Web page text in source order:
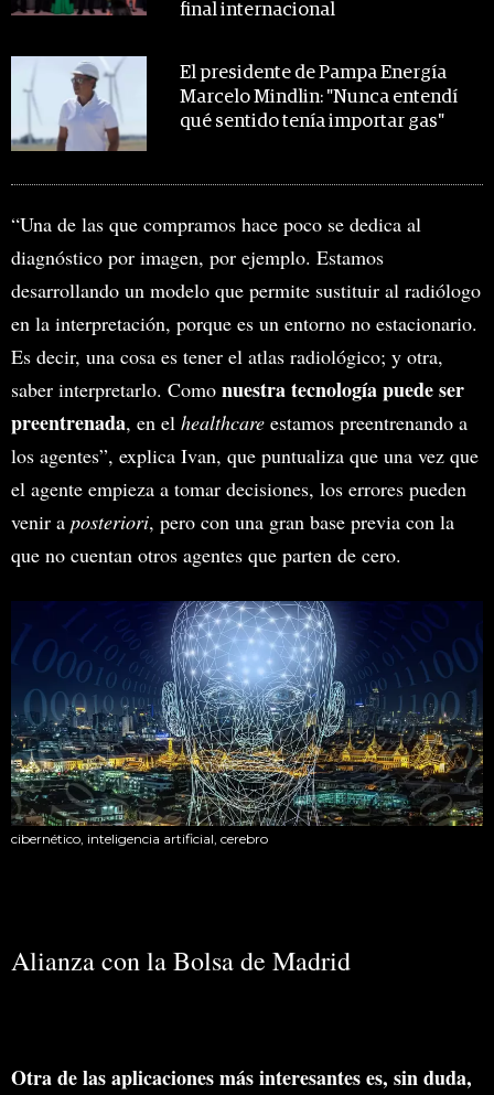
final internacional
El presidente de Pampa Energía
Marcelo Mindlin: "Nunca entendí
qué sentido tenía importar gas"
“Una de las que compramos hace poco se dedica al
diagnóstico por imagen, por ejemplo. Estamos
desarrollando un modelo que permite sustituir al radiólogo
en la interpretación, porque es un entorno no estacionario.
Es decir, una cosa es tener el atlas radiológico; y otra,
saber interpretarlo. Como nuestra tecnología puede ser
preentrenada, en el healthcare estamos preentrenando a
los agentes”, explica Ivan, que puntualiza que una vez que
el agente empieza a tomar decisiones, los errores pueden
venir a posteriori, pero con una gran base previa con la
que no cuentan otros agentes que parten de cero.
cibernético, inteligencia artificial, cerebro
Alianza con la Bolsa de Madrid
Otra de las aplicaciones más interesantes es, sin duda,